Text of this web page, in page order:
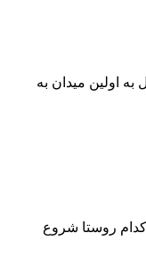
اولین میدان به
کدام روستا شروع